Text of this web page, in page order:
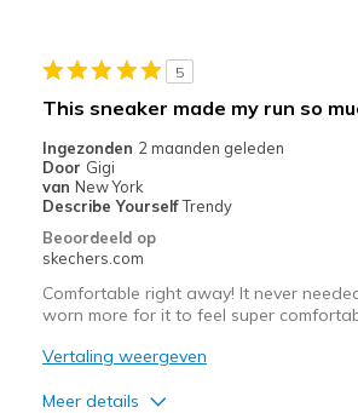
View On Shoes
I'm Into Shoes
5
This sneaker made my run so
Ingezonden 2 maanden geleden
Door Gigi
van New York
Describe YourselfTrendy
Beoordeeld op
skechers.com
Comfortable right away! It never
worn more for it to feel super
Vertaling weergeven
Meer details